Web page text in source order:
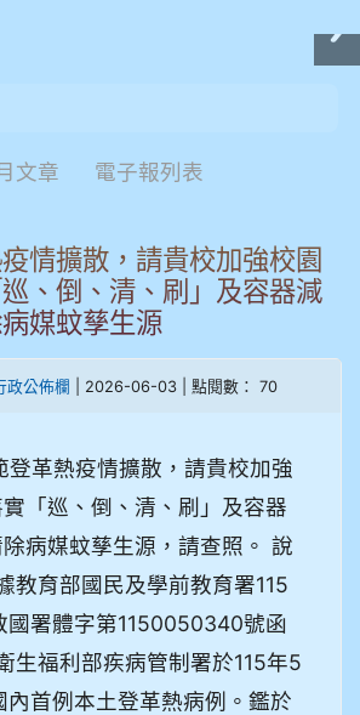
文章 電子報列表
情擴散，請貴校加強校園
、倒、清、刷」及容器減
媒蚊孳生源
政公佈欄 | 2026-06-03 | 點閱數： 70
登革熱疫情擴散，請貴校加強
「巡、倒、清、刷」及容器
病媒蚊孳生源，請查照。 說
教育部國民及學前教育署115
國署體字第1150050340號函
生福利部疾病管制署於115年5
內首例本土登革熱病例。鑑於